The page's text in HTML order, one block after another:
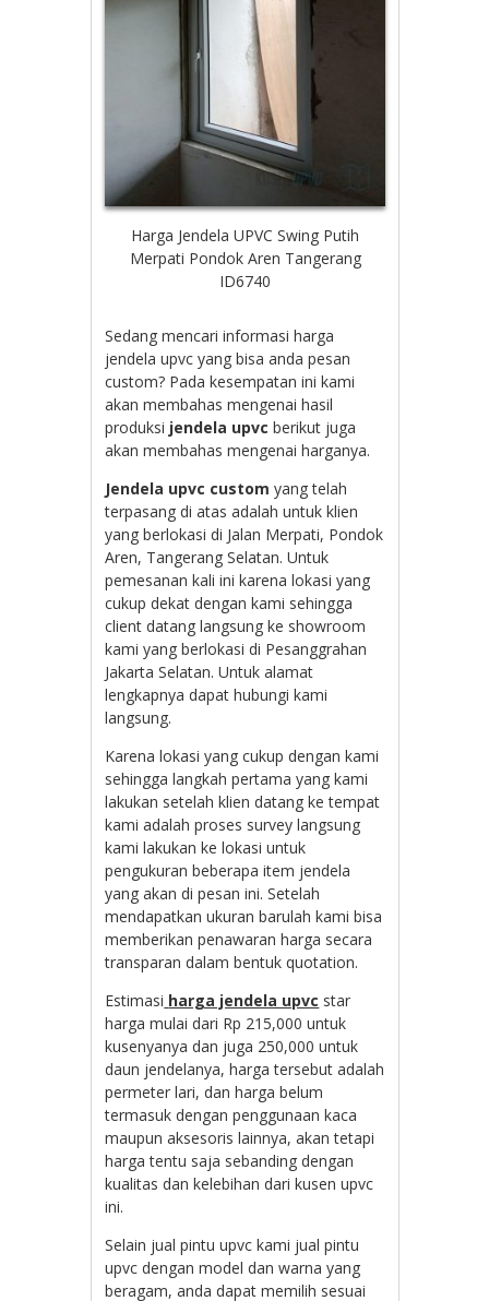
Harga Jendela UPVC Swing Putih
Merpati Pondok Aren Tangerang
ID6740
Sedang mencari informasi harga
jendela upvc yang bisa anda pesan
custom? Pada kesempatan ini kami
akan membahas mengenai hasil
produksi jendela upvc berikut juga
akan membahas mengenai harganya.
Jendela upvc custom yang telah
terpasang di atas adalah untuk klien
yang berlokasi di Jalan Merpati, Pondok
Aren, Tangerang Selatan. Untuk
pemesanan kali ini karena lokasi yang
cukup dekat dengan kami sehingga
client datang langsung ke showroom
kami yang berlokasi di Pesanggrahan
Jakarta Selatan. Untuk alamat
lengkapnya dapat hubungi kami
langsung.
Karena lokasi yang cukup dengan kami
sehingga langkah pertama yang kami
lakukan setelah klien datang ke tempat
kami adalah proses survey langsung
kami lakukan ke lokasi untuk
pengukuran beberapa item jendela
yang akan di pesan ini. Setelah
mendapatkan ukuran barulah kami bisa
memberikan penawaran harga secara
transparan dalam bentuk quotation.
Estimasi harga jendela upvc star
harga mulai dari Rp 215,000 untuk
kusenyanya dan juga 250,000 untuk
daun jendelanya, harga tersebut adalah
permeter lari, dan harga belum
termasuk dengan penggunaan kaca
maupun aksesoris lainnya, akan tetapi
harga tentu saja sebanding dengan
kualitas dan kelebihan dari kusen upvc
ini.
Selain jual pintu upvc kami jual pintu
upvc dengan model dan warna yang
beragam, anda dapat memilih sesuai